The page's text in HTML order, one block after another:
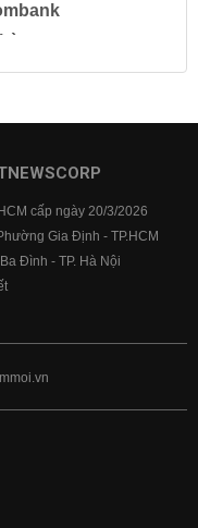
gửi
cấp ngày 20/3/2026
Gia Định - TP.HCM
Đình - TP. Hà Nội